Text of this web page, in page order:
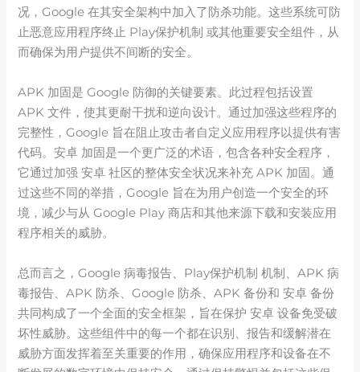
况，Google 在其安全架构中加入了防杀功能。这些系统可防
止恶意应用程序终止 Play保护机制 或其他重要安全组件，从
而确保为用户提供不间断的安全。
APK 加固是 Google 防御的关键要素。此过程包括设置
APK 文件，使其更耐干扰和逆向设计。通过加强这些程序的
完整性，Google 旨在阻止攻击者自定义应用程序以提供有害
代码。安卓 加固是一个更广泛的术语，包含各种安全程序，
它通过加强 安卓 社区的整体安全状况来补充 APK 加固。通
过这些不同的举措，Google 旨在为用户创造一个安全的环
境，减少与从 Google Play 商店和其他来源下载和安装应用
程序相关的威胁。
总而言之，Google 病毒报告、Play保护机制 机制、APK 病
毒报告、APK 防杀、Google 防杀、APK 备份和 安卓 备份
共同构成了一个全面的安全框架，旨在保护 安卓 设备免受破
坏性威胁。这些组件中的每一个都在识别、报告和缓解潜在
威胁方面发挥着至关重要的作用，确保应用程序和设备在不